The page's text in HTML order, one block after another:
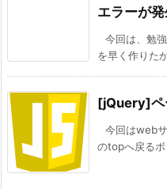
エラーが発
今回は、勉
を早く作りた
[jQuery]ペ
今回はweb
のtopへ戻る